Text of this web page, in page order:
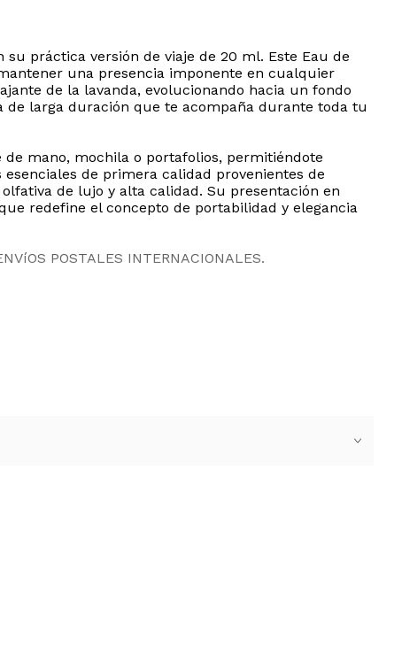
práctica versión de viaje de 20 ml. Este Eau de
una presencia imponente en cualquier
de la lavanda, evolucionando hacia un fondo
de larga duración que te acompaña durante toda tu
mano, mochila o portafolios, permitiéndote
de primera calidad provenientes de
de lujo y alta calidad. Su presentación en
redefine el concepto de portabilidad y elegancia
POSTALES INTERNACIONALES.